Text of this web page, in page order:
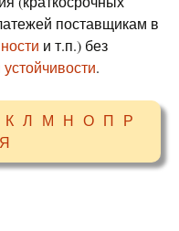
поставщикам в
и т.п.) без
.
К Л М Н О П Р
Я